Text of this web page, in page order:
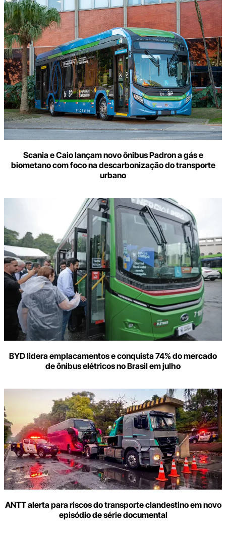
Scania e Caio lançam novo ônibus Padron a gás e
biometano com foco na descarbonização do transporte
urbano
BYD lidera emplacamentos e conquista 74% do mercado
de ônibus elétricos no Brasil em julho
ANTT alerta para riscos do transporte clandestino em novo
episódio de série documental